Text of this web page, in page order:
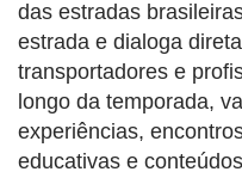
das estradas
estrada e dialoga
transportadores e
longo da temporada,
experiências,
educativas e